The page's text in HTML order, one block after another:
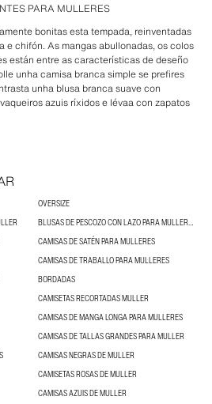
PARA MULLERES
bonitas esta tempada, reinventadas
e chifón. As mangas abullonadas, os colos
están entre as características de deseño
unha camisa branca simple se prefires
unha blusa branca suave con
azuis ríxidos e lévaa con zapatos
OVERSIZE
BLUSAS DE PESCOZO CON LAZO PARA MULLERES E BLUSAS CON LAZOS
CAMISAS DE SATÉN PARA MULLERES
CAMISAS DE TRABALLO PARA MULLERES
BORDADAS
CAMISETAS RECORTADAS MULLER
CAMISAS DE MANGA LONGA PARA MULLERES
CAMISAS DE TALLAS GRANDES PARA MULLER
CAMISAS NEGRAS DE MULLER
CAMISETAS ROSAS DE MULLER
CAMISAS AZUIS DE MULLER